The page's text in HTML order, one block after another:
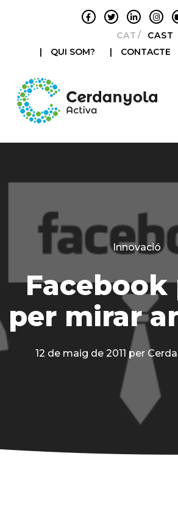
CATALÀ
|
QUI SOM? | CONTACTE
Innovació
Facebook
per mirar
12 de maig de 2011 per